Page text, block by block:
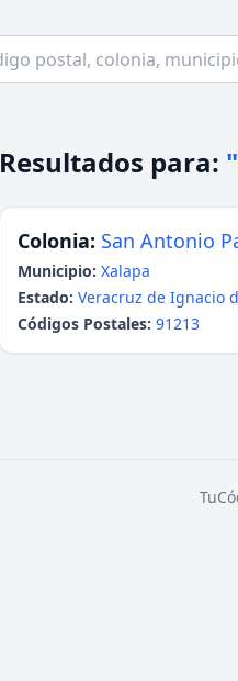
Resultados para:
Colonia: San Antonio
Municipio: Xalapa
Estado: Veracruz de Ignacio
Códigos Postales: 91213